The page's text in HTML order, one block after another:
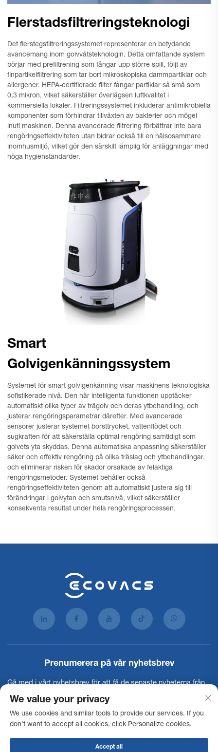
Flerstadsfiltreringsteknologi
Det flerstegsfiltreringssystemet representerar en betydande
avancemang inom golvvåtsteknologin. Detta omfattande system
börjar med prefiltrening som fångar upp större spill, följt av
finpartikelfiltrering som tar bort mikroskopiska dammpartiklar och
allergener. HEPA-certifierade filter fångar partiklar så små som
0,3 mikron, vilket säkerställer överlägsen luftkvalitet i
kommersiella lokaler. Filtreringssystemet inkluderar antimikrobiella
komponenter som förhindrar tillväxten av bakterier och mögel
inuti maskinen. Denna avancerade filtrering förbättrar inte bara
rengöringseffektiviteten utan bidrar också till en hälsosammare
inomhusmiljö, vilket gör den särskilt lämplig för anläggningar med
höga hygienstandarder.
Smart
Golvigenkänningssystem
Systemet för smart golvigenkänning visar maskinens teknologiska
sofistikerade nivå. Den här intelligenta funktionen upptäcker
automatiskt olika typer av trägolv och deras ytbehandling, och
justerar rengöringsparametrar därefter. Med avancerade
sensorer justerar systemet borsttrycket, vattenflödet och
sugkraften för att säkerställa optimal rengöring samtidigt som
golvets yta skyddas. Denna automatiska anpassning säkerställer
säker och effektiv rengöring på olika träslag och ytbehandlingar,
och eliminerar risken för skador orsakade av felaktiga
rengöringsmetoder. Systemet behåller också
rengöringseffektiviteten genom att automatiskt justera sig till
förändringar i golvytan och smutsnivå, vilket säkerställer
konsekventa resultat under hela rengöringsprocessen.
Prenumerera på vår nyhetsbrev
Gå med i vårt nyhetsbrev för att få de senaste nyheterna från
branschen, uppdateringar och insikter från vårt team.
We value your privacy
We use cookies and similar tools to provide our services. If you
don't want to accept all cookies, click Personalize cookies.
Accept all